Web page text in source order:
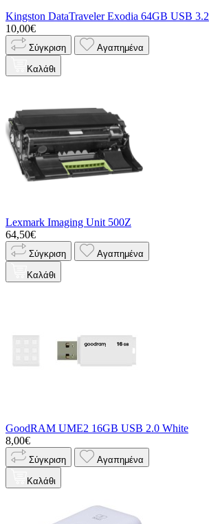
Kingston DataTraveler Exodia 64GB USB 3.2
10,00€
Σύγκριση Αγαπημένα
Καλάθι
Lexmark Imaging Unit 500Z
64,50€
Σύγκριση Αγαπημένα
Καλάθι
GoodRAM UME2 16GB USB 2.0 White
8,00€
Σύγκριση Αγαπημένα
Καλάθι